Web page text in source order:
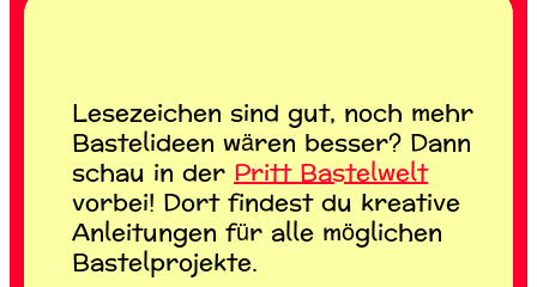
Lesezeichen sind gut, noch mehr
Bastelideen wären besser? Dann
schau in derPritt Bastelwelt
vorbei! Dort findest du kreative
Anleitungen für alle möglichen
Bastelprojekte.